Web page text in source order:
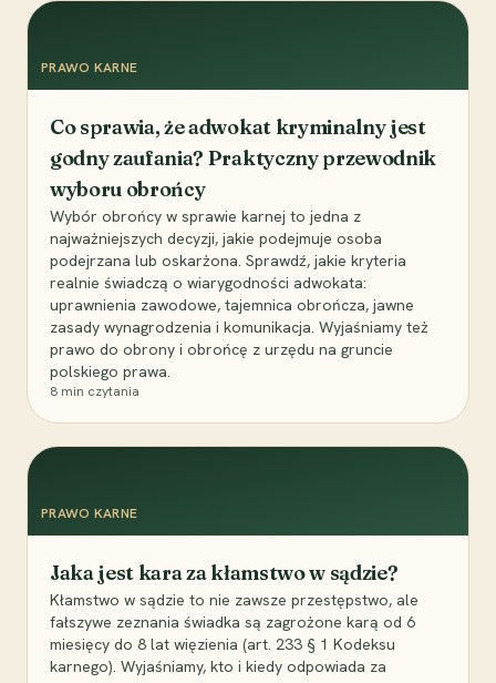
PRAWO KARNE
Co sprawia, że adwokat kryminalny jest
godny zaufania? Praktyczny przewodnik
wyboru obrońcy
Wybór obrońcy w sprawie karnej to jedna z
najważniejszych decyzji, jakie podejmuje osoba
podejrzana lub oskarżona. Sprawdź, jakie kryteria
realnie świadczą o wiarygodności adwokata:
uprawnienia zawodowe, tajemnica obrończa, jawne
zasady wynagrodzenia i komunikacja. Wyjaśniamy też
prawo do obrony i obrońcę z urzędu na gruncie
polskiego prawa.
8 min czytania
PRAWO KARNE
Jaka jest kara za kłamstwo w sądzie?
Kłamstwo w sądzie to nie zawsze przestępstwo, ale
fałszywe zeznania świadka są zagrożone karą od 6
miesięcy do 8 lat więzienia (art. 233 § 1 Kodeksu
karnego). Wyjaśniamy, kto i kiedy odpowiada za